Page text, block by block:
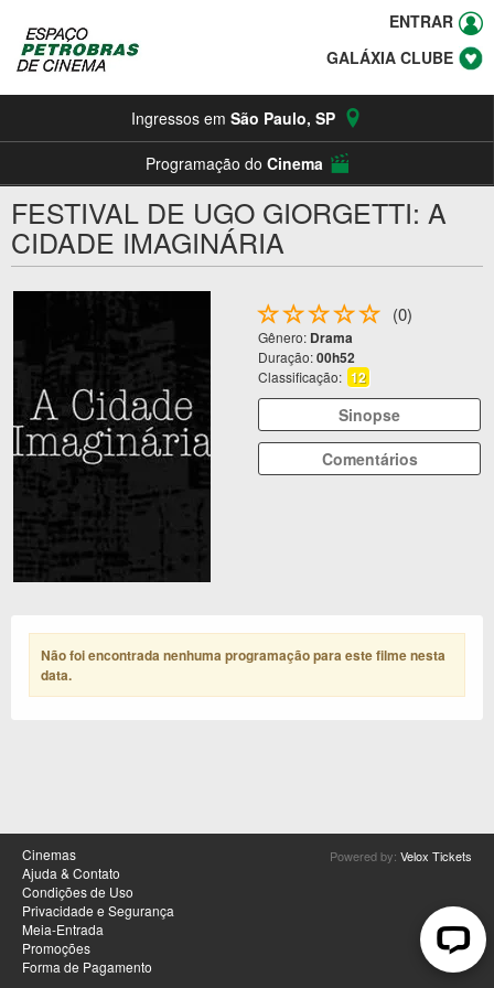
ENTRAR
GALÁXIA CLUBE
Ingressos em São Paulo, SP
Programação do Cinema
FESTIVAL DE UGO GIORGETTI: A
CIDADE IMAGINÁRIA
(0)
Gênero: Drama
Duração:00h52
Classificação: 12
Sinopse
Comentários
Não foi encontrada nenhuma programação para este filme nesta
data.
Cinemas
Ajuda & Contato
Condições de Uso
Privacidade e Segurança
Meia-Entrada
Promoções
Forma de Pagamento
Powered by: Velox Tickets